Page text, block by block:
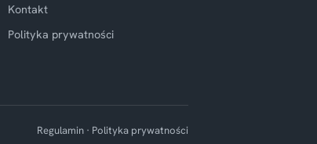
Kontakt
Polityka prywatności
Regulamin · Polityka prywatności